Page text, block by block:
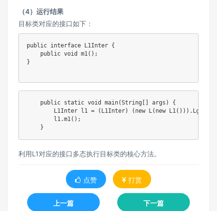
（4）运行结果
目标类对应的接口如下：
public interface L1Inter {
public void m1( ) ;
}
public static void main(String args )
{
L1Inter l1 = ( L1Inter) ( new L( new L1( ) ) ) .
        l1
.m1( ) ;
}
利用L1对应的接口多态执行目标类的核心方法。
点赞 打赏
上一篇 下一篇